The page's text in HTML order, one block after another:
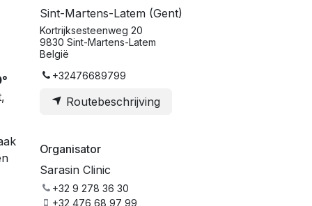
Sint-Martens-Latem (Gent)
Kortrijksesteenweg 20
9830 Sint-Martens-Latem
België
+32476689799
Routebeschrijving
Organisator
Sarasin Clinic
+32 9 278 36 30
+32 476 68 97 99